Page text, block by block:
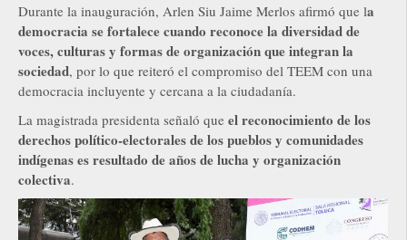
Durante la inauguración, Arlen Siu Jaime Merlos afirmó que la
democracia se fortalece cuando reconoce la diversidad de
voces, culturas y formas de organización que integran la
sociedad, por lo que reiteró el compromiso del TEEM con una
democracia incluyente y cercana a la ciudadanía.
La magistrada presidenta señaló que el reconocimiento de los
derechos político-electorales de los pueblos y comunidades
indígenas es resultado de años de lucha y organización
colectiva.